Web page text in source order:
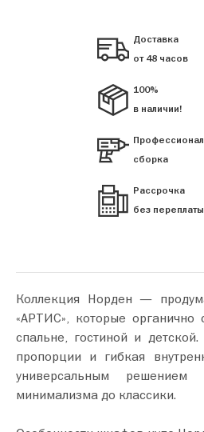
Доставка
от 48 часов
100%
в наличии!
сборка
Рассрочка
без переплаты
Коллекция Норден —
«АРТИС», которые органично
спальне, гостиной и
пропорции и гибкая
универсальным
минимализма до классики.